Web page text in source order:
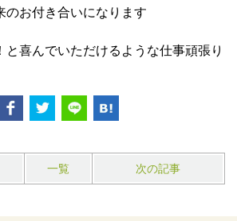
のお付き合いになります
と喜んでいただけるような仕事頑張り
一覧 次の記事